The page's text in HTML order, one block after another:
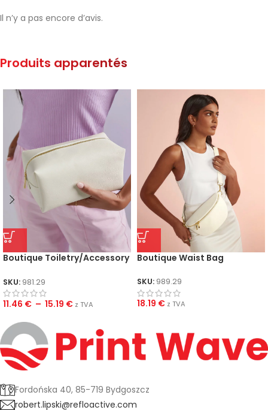
Il n’y a pas encore d’avis.
Produits apparentés
Boutique Toiletry/Accessory
SKU: 981.29
11.46 € – 15.19 € z TVA
Boutique Waist Bag
SKU: 989.29
18.19 € z TVA
Fordońska 40, 85-719 Bydgoszcz
robert.lipski@refloactive.com